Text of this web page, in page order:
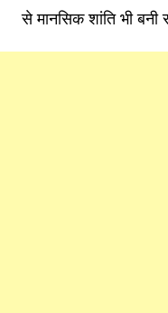
से मानसिक शांति भी बनी